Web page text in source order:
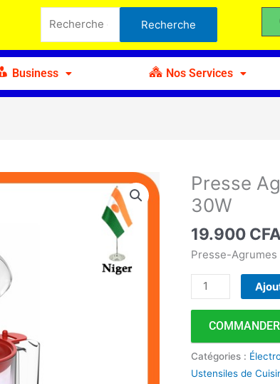
pour :
Recherche
Business Nos Services
Presse
30W
19.900 CFA
Presse-Agrumes
quantité
de
Presse
Agrumes
Decakila
KEJC001W
30W
Catégories :
Ustensiles de
Agrumes
30W